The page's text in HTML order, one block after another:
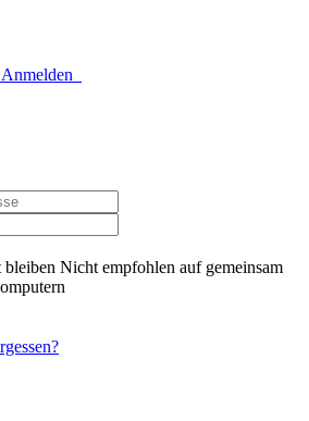
bleiben Nicht empfohlen auf gemeinsam